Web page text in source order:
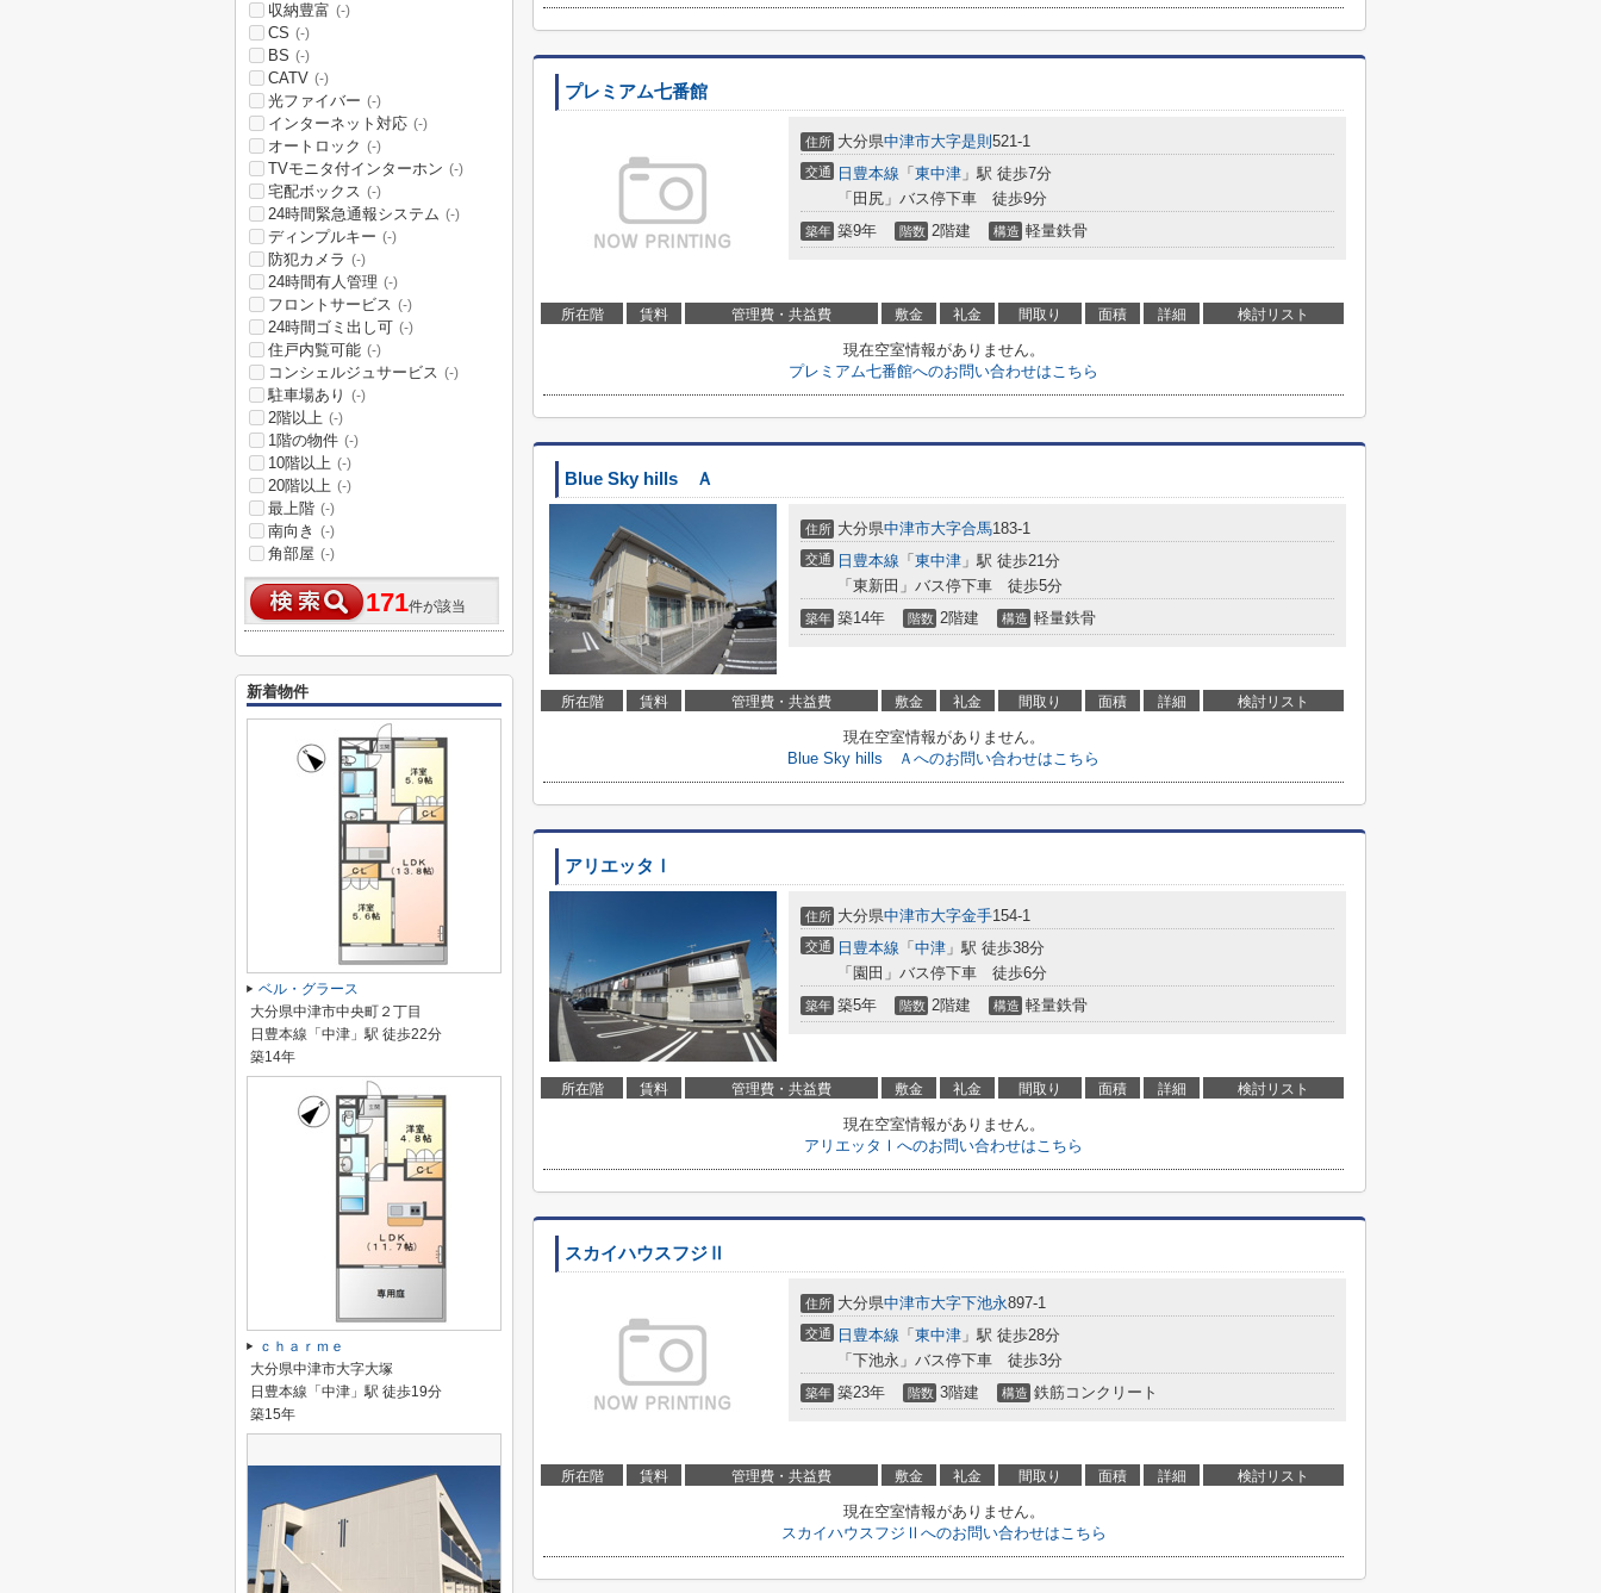
プレミアム七番館
住所 大分県中津市大字是則 521-1
交通 日豊本線 「 東中津 」駅 徒歩7分
「田尻」バス停下車 徒歩9分
築年 築9年 階数 2階建 構造 軽量鉄骨
所在階 賃料 管理費・共益費 敷金 礼金 間取り 面積 詳細 検討リスト
現在空室情報がありません。
プレミアム七番館へのお問い合わせはこちら
Blue Sky hills Ａ
住所 大分県中津市大字合馬183-1
交通 日豊本線 「 東中津 」駅 徒歩21分
「東新田」バス停下車 徒歩5分
築年 築14年 階数 2階建 構造 軽量鉄骨
所在階 賃料 管理費・共益費 敷金 礼金 間取り 面積 詳細 検討リスト
現在空室情報がありません。
Blue Sky hills Ａへのお問い合わせはこちら
アリエッタⅠ
住所 大分県中津市大字金手154-1
交通 日豊本線 「 中津 」駅 徒歩38分
「園田」バス停下車 徒歩6分
築年 築5年 階数 2階建 構造 軽量鉄骨
所在階 賃料 管理費・共益費 敷金 礼金 間取り 面積 詳細 検討リスト
現在空室情報がありません。
アリエッタⅠへのお問い合わせはこちら
スカイハウスフジⅡ
住所 大分県中津市大字下池永897-1
交通 日豊本線 「 東中津 」駅 徒歩28分
「下池永」バス停下車 徒歩3分
築年 築23年 階数 3階建 構造 鉄筋コンクリート
所在階 賃料 管理費・共益費 敷金 礼金 間取り 面積 詳細 検討リスト
現在空室情報がありません。
スカイハウスフジⅡへのお問い合わせはこちら
収納豊富 (-)
CS (-)
BS (-)
CATV (-)
光ファイバー (-)
インターネット対応 (-)
オートロック (-)
TVモニタ付インターホン (-)
宅配ボックス (-)
24時間緊急通報システム (-)
ディンプルキー (-)
防犯カメラ (-)
24時間有人管理 (-)
フロントサービス (-)
24時間ゴミ出し可 (-)
住戸内覧可能 (-)
コンシェルジュサービス (-)
駐車場あり (-)
2階以上 (-)
1階の物件 (-)
10階以上 (-)
20階以上 (-)
最上階 (-)
南向き (-)
角部屋 (-)
171件が該当
新着物件
ベル・グラース
大分県中津市中央町２丁目
日豊本線「中津」駅 徒歩22分
築14年
ｃｈａｒｍｅ
大分県中津市大字大塚
日豊本線「中津」駅 徒歩19分
築15年